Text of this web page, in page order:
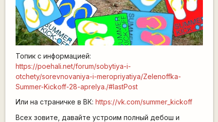
Топик с информацией:
https://poehali.net/forum/sobytiya-i-
otchety/sorevnovaniya-i-meropriyatiya/Zelenoffka-
Summer-Kickoff-28-aprelya./#lastPost
Или на страничке в ВК: https://vk.com/summer_kickoff
Всех зовите, давайте устроим полный дебош и